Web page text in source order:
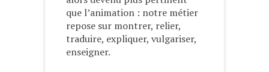
que l’animation : notre métier
repose sur montrer, relier,
traduire, expliquer, vulgariser,
enseigner.